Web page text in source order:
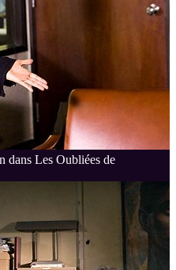
dans Les Oubliées de